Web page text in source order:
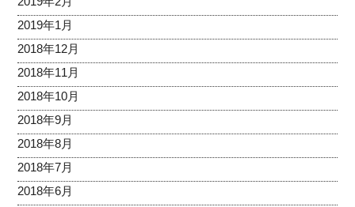
2019年1月
2018年12月
2018年11月
2018年10月
2018年9月
2018年8月
2018年7月
2018年6月